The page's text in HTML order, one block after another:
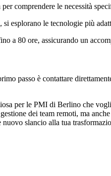
per comprendere le necessità
esplorano le tecnologie più
a 80 ore, assicurando un
passo è contattare
per le PMI di Berlino che
dei team remoti, ma
slancio alla tua